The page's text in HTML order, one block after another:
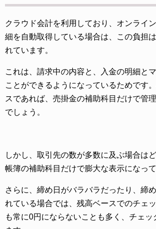
クラウド会計を利用しており、オンライ
細を自動取得している場合は、この負担
れています。
これは、請求中の内容と、入金の明細と
ことができるようになっているためです
スであれば、売掛金の補助科目だけで管
でしょう。
しかし、取引先の数が多数に及ぶ場合は
帳簿の補助科目だけで膨大な表示になって
さらに、締め日がバラバラだったり、締
れている場合では、残高ベースでのチェ
も常に0円にならないことも多く、チェッ